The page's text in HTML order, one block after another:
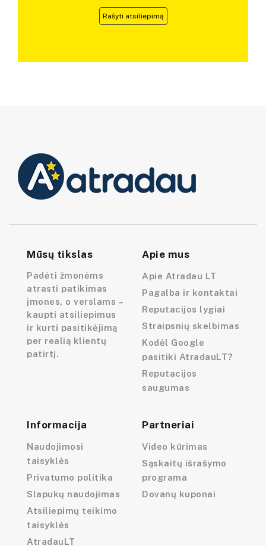
Rašyti atsiliepimą
Mūsų tikslas
Padėti žmonėms
atrasti patikimas
įmones, o verslams –
kaupti atsiliepimus
ir kurti pasitikėjimą
per realią klientų
patirtį.
Apie mus
Apie Atradau LT
Pagalba ir kontaktai
Reputacijos lygiai
Straipsnių skelbimas
Kodėl Google
pasitiki AtradauLT?
Reputacijos
saugumas
Informacija
Naudojimosi
taisyklės
Privatumo politika
Slapukų naudojimas
Atsiliepimų teikimo
taisyklės
AtradauLT
Partneriai
Video kūrimas
Sąskaitų išrašymo
programa
Dovanų kuponai